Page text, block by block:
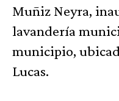
Muñiz Neyra,
lavandería
municipio,
Lucas.